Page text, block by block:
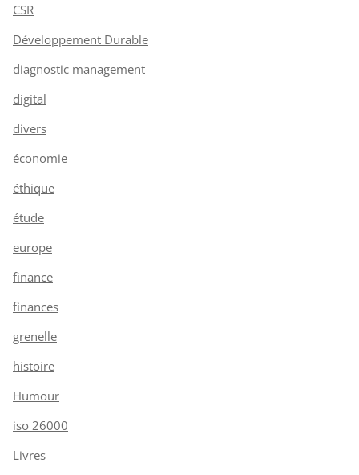
CSR
Développement Durable
diagnostic management
digital
divers
économie
éthique
étude
europe
finance
finances
grenelle
histoire
Humour
iso 26000
Livres